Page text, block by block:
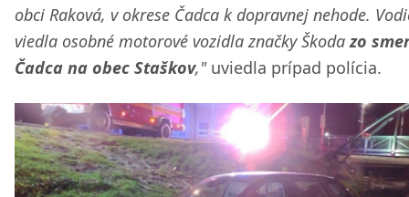
obci Raková, v okrese Čadca k dopravnej nehode.
viedla osobné motorové vozidla značky Škodazo
Čadca na obec Staškov,"uviedla prípad polícia.